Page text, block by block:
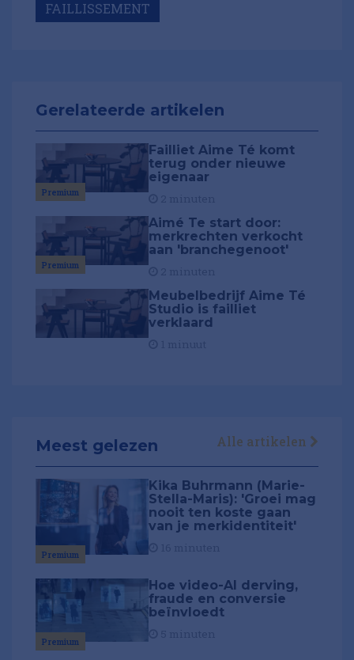
FAILLISSEMENT
Gerelateerde artikelen
Premium
Failliet Aime Té komt
terug onder nieuwe
eigenaar
Premium
Aimé Te start door:
merkrechten verkocht
aan 'branchegenoot'
Meubelbedrijf Aime Té
Studio is failliet
verklaard
Meest gelezen Alle artikelen
Premium
Kika Buhrmann (Marie-
Stella-Maris): 'Groei mag
nooit ten koste gaan
van je merkidentiteit'
Premium
Hoe video-AI derving,
fraude en conversie
beïnvloedt